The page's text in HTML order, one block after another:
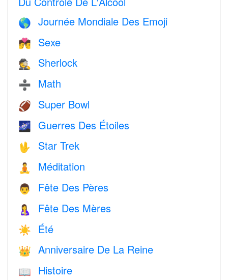
🌎 Journée Mondiale Des Emoji
💏 Sexe
🕵️ Sherlock
➗ Math
🏈 Super Bowl
🌌 Guerres Des Étoiles
🖖 Star Trek
🧘 Méditation
👨 Fête Des Pères
🤱 Fête Des Mères
☀️ Été
👑 Anniversaire De La Reine
📖 Histoire